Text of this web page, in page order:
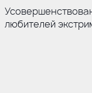
любителей